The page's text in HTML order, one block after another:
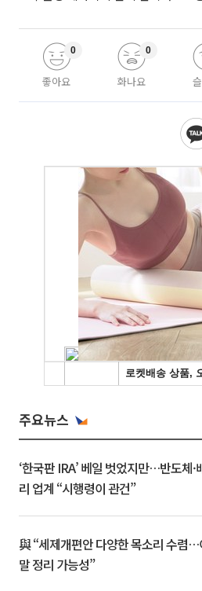
좋아요
0
화나요
0
주요뉴스
‘한국판 IRA’ 베일 벗었지만…반도체·
리 업계 “시행령이 관건”
與 “세제개편안 다양한 목소리 수렴
말 정리 가능성”